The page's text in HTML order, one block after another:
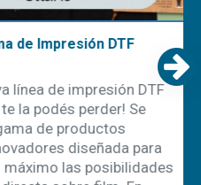
de Impresión DTF
línea de impresión DTF
la podés perder! Se
de productos
diseñada para
máximo las posibilidades